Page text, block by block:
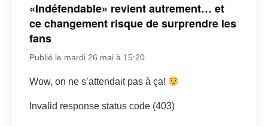
«Indéfendable» revient autrement… et
ce changement risque de surprendre les
fans
Publié le mardi 26 mai à 15:20
Wow, on ne s’attendait pas à ça!
Invalid response status code (403)